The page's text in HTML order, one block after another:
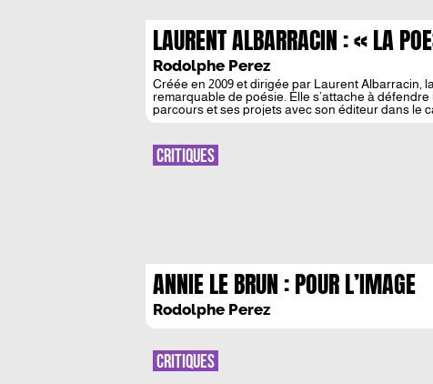
LAURENT ALBARRACIN : « LA
PAS SOURDS A CE QUI SE PASSE
Rodolphe Perez
Créée en 2009 et dirigée par Laurent Albarracin,
remarquable de poésie. Elle s’attache à
parcours et ses projets avec son éditeur dans le
ANNIE LE BRUN : POUR L’IMAGE
OU LA DEVIANCE DE L’IMAGE
Rodolphe Perez
CRITIQUES
CRITIQUES